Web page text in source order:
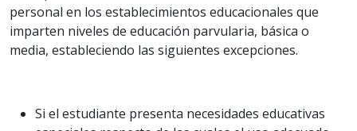
personal en los establecimientos educacionales que
imparten niveles de educación parvularia, básica o
media, estableciendo las siguientes excepciones.
Si el estudiante presenta necesidades educativas